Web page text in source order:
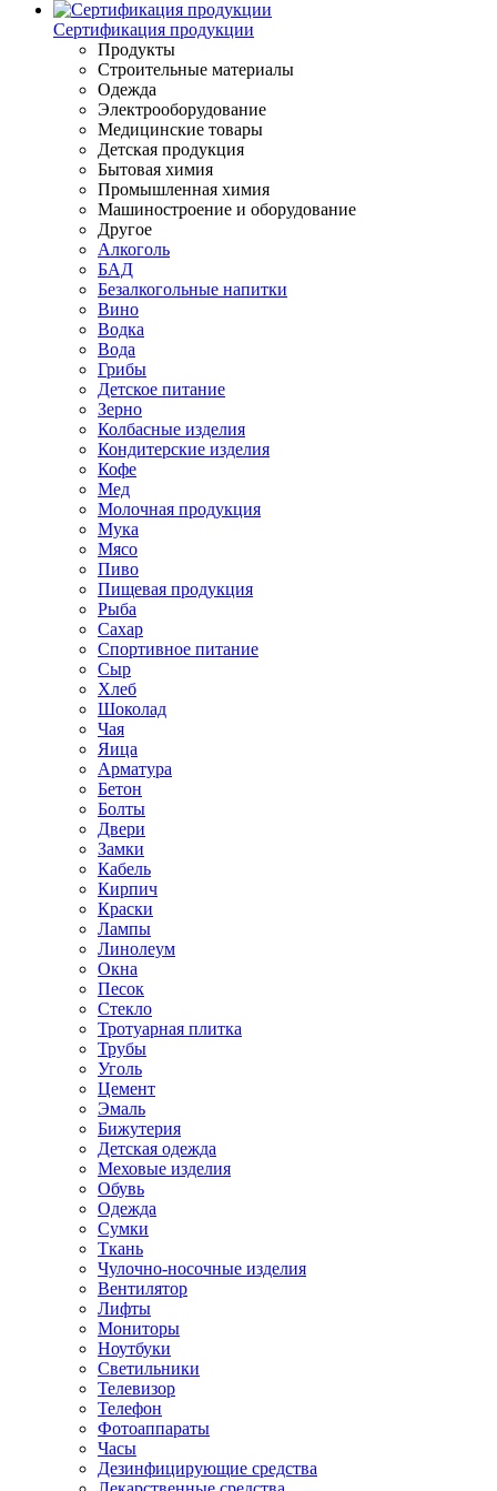
Сертификация продукции
Продукты
Строительные материалы
Одежда
Электрооборудование
Медицинские товары
Детская продукция
Бытовая химия
Промышленная химия
Машиностроение и оборудование
Другое
Алкоголь
БАД
Безалкогольные напитки
Вино
Водка
Вода
Грибы
Детское питание
Зерно
Колбасные изделия
Кондитерские изделия
Кофе
Мед
Молочная продукция
Мука
Мясо
Пиво
Пищевая продукция
Рыба
Сахар
Спортивное питание
Сыр
Хлеб
Шоколад
Чая
Яица
Арматура
Бетон
Болты
Двери
Замки
Кабель
Кирпич
Краски
Лампы
Линолеум
Окна
Песок
Стекло
Тротуарная плитка
Трубы
Уголь
Цемент
Эмаль
Бижутерия
Детская одежда
Меховые изделия
Обувь
Одежда
Сумки
Ткань
Чулочно-носочные изделия
Вентилятор
Лифты
Мониторы
Ноутбуки
Светильники
Телевизор
Телефон
Фотоаппараты
Часы
Дезинфицирующие средства